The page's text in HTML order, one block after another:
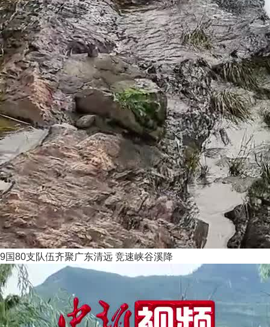
9国80支队伍齐聚广东清远 竞速峡谷溪降